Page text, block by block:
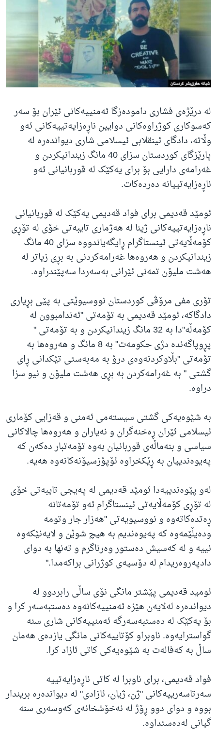
ژیان لە فەرهەنگدا
Learning English
FOLLOW US
زمانه‌کان
لە درێژەی فشاری دامودەزگا ئەمنییەکانی ئێران بۆ سەر
کەسوکاری کوژراوەکانی دوایین ناڕەزایەتییەکانی ئەو
وڵاتە، دادگای ئینقلابی ئیسلامی شاری دیواندەرە لە
پارێزگای کوردستان سزای 40 مانگ زیندانیکردن و
غەرامەی دارایی بۆ برای یەکێک لە قوربانیانی ئەو
ناڕەزایەتییانە دەردەکات.
ئومێد قەدیمی برای فواد قەدیمی یەکێک لە قوربانیانی
ناڕەزایەتییەکانی ژینا لە هەژماری تایبەتی خۆی لە تۆڕی
کۆمەڵایەتی ئینستاگرام ڕایگەیاندووە سزای 40 مانگ
زیندانیکردن و هەروەها غەرامەکردنی بە بڕی زیاتر لە
هەشت ملیۆن تمەنی ئێرانی بەسەردا سەپێندراوە.
تۆری مفی مرۆڤی کوردستان نووسیوێتی بە پێی بڕیاری
دادگاکە، ئومێد قەدیمی بە تۆمەتی "ئەندامبوون لە
کۆمەڵە"دا بە 32 مانگ زیندانیکردن و بە تۆمەتی "
پڕوپاگەندە دژی حکومەت" بە 8 مانگ و هەروەها بە
تۆمەتی "بڵاوکردنەوەی درۆ بە مەبەستی تێکدانی ڕای
گشتی " بە غەرامەکردن بە بڕی هەشت ملیۆن و نیو سزا
دراوە.
بە شێوەیەکی گشتی سیستەمی ئەمنی و قەزایی کۆماری
ئیسلامی ئێران ڕەخنەگران و نەیاران و هەروەها چالاکانی
سیاسی و بنەماڵەی قوربانیان بەوە تۆمەتبار دەکەن کە
پەیوەندییان بە ڕێکخراوە ئۆپۆزسیۆنەکانەوە هەیە.
لەو پێوەندییەدا ئومێد قەدیمی لە پەیجی تایبەتی خۆی
لە تۆڕی کۆمەڵایەتی ئینستاگرام ئەو تۆمەتانە
ڕەتدەکاتەوە و نووسیویەتی "هەزار جار وتومە
ودەیڵێمەوە کە پەیوەندیم بە هیچ شوێن و لایەنێکەوە
نییە و لە کەسیش دەستور وەرناگرم و تەنها بە دوای
دادپەروەریدام لە دۆسیەی کوژرانی براکەمدا."
ئومید قەدیمی پێشتر مانگی نۆی ساڵی رابردوو لە
دیواندەرە لەلایەن هێزە ئەمنییەکانەوە دەستبەسەر کرا و
بۆ یەکێک لە دەستبەسەرگە ئەمنییەکانی شاری سنە
گواسترایەوە. ناوبراو کۆتاییەکانی مانگی یازدەی هەمان
ساڵ بە کەفالەت بە شێوەیەکی کاتی ئازاد کرا.
فواد قەدیمی، برای ناوبرا لە کاتی ناڕەزایەتییە
سەرتاسەرییەکانی "ژن، ژیان، ئازادی" لە دیواندەرە بریندار
بووە و دوای دوو ڕۆژ لە نەخۆشخانەی کەوسەری سنە
گیانی لەدەستداوە.